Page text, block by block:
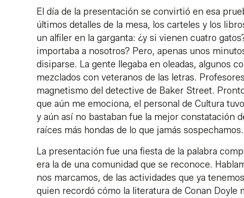
El día de la presentación se convirtió en esa
últimos detalles de la mesa, los carteles y los
un alfiler en la garganta: ¿y si vienen cuatro
importaba a nosotros? Pero, apenas unos
disiparse. La gente llegaba en oleadas, algunos
mezclados con veteranos de las letras.
magnetismo del detective de Baker Street.
que aún me emociona, el personal de Cultura
y aún así no bastaban fue la mejor constatación
raíces más hondas de lo que jamás sospechamos.
La presentación fue una fiesta de la palabra
era la de una comunidad que se reconoce.
nos marcamos, de las actividades que ya
quien recordó cómo la literatura de Conan